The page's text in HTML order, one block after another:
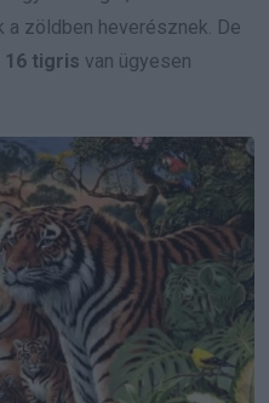
zöldben heverésznek. De
16 tigris van ügyesen